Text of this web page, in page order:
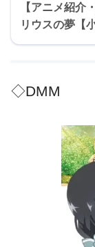
【アニメ紹介
リウスの夢【
◇DMM